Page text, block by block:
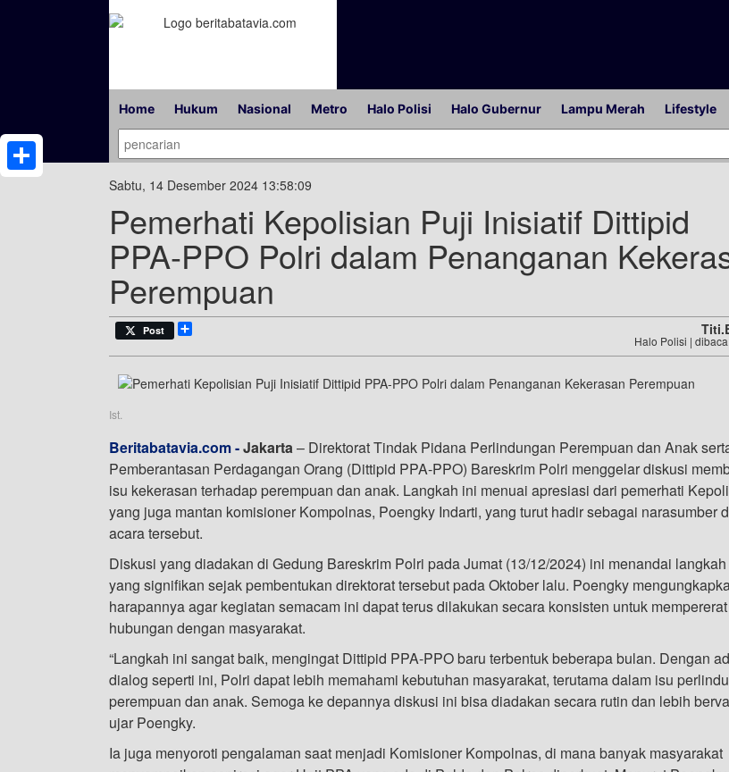
Home Hukum Nasional Metro Halo Polisi Halo Gubernur Lampu Merah Lifestyle
Sabtu, 14 Desember 2024 13:58:09
Pemerhati Kepolisian Puji Inisiatif Dittipid
PPA-PPO Polri dalam Penanganan
Perempuan
Post
Halo Polisi |
Ist.
Beritabatavia.com -Jakarta– Direktorat Tindak Pidana Perlindungan Perempuan dan Anak
Pemberantasan Perdagangan Orang (Dittipid PPA-PPO) Bareskrim Polri menggelar diskusi
isu kekerasan terhadap perempuan dan anak. Langkah ini menuai apresiasi dari pemerhati
yang juga mantan komisioner Kompolnas, Poengky Indarti, yang turut hadir sebagai narasumber
acara tersebut.
Diskusi yang diadakan di Gedung Bareskrim Polri pada Jumat (13/12/2024) ini menandai
yang signifikan sejak pembentukan direktorat tersebut pada Oktober lalu. Poengky
harapannya agar kegiatan semacam ini dapat terus dilakukan secara konsisten untuk mempererat
hubungan dengan masyarakat.
“Langkah ini sangat baik, mengingat Dittipid PPA-PPO baru terbentuk beberapa bulan. Dengan
dialog seperti ini, Polri dapat lebih memahami kebutuhan masyarakat, terutama dalam isu
perempuan dan anak. Semoga ke depannya diskusi ini bisa diadakan secara rutin dan lebih
ujar Poengky.
Ia juga menyoroti pengalaman saat menjadi Komisioner Kompolnas, di mana banyak masyarakat
Share